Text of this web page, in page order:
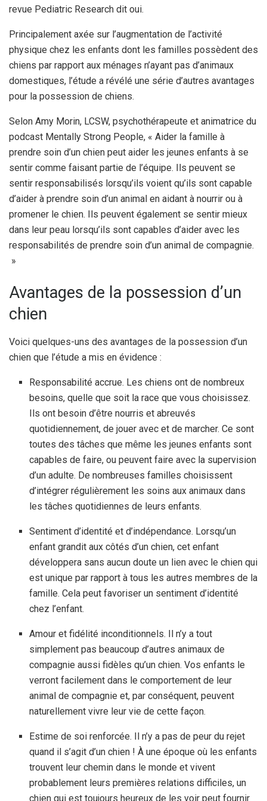
revue Pediatric Research dit oui.
Principalement axée sur l’augmentation de l’activité
physique chez les enfants dont les familles possèdent des
chiens par rapport aux ménages n’ayant pas d’animaux
domestiques, l’étude a révélé une série d’autres avantages
pour la possession de chiens.
Selon Amy Morin, LCSW, psychothérapeute et animatrice du
podcast Mentally Strong People, « Aider la famille à
prendre soin d’un chien peut aider les jeunes enfants à se
sentir comme faisant partie de l’équipe. Ils peuvent se
sentir responsabilisés lorsqu’ils voient qu’ils sont capable
d’aider à prendre soin d’un animal en aidant à nourrir ou à
promener le chien. Ils peuvent également se sentir mieux
dans leur peau lorsqu’ils sont capables d’aider avec les
responsabilités de prendre soin d’un animal de compagnie.
»
Avantages de la possession d’un
chien
Voici quelques-uns des avantages de la possession d’un
chien que l’étude a mis en évidence :
Responsabilité accrue. Les chiens ont de nombreux
besoins, quelle que soit la race que vous choisissez.
Ils ont besoin d’être nourris et abreuvés
quotidiennement, de jouer avec et de marcher. Ce sont
toutes des tâches que même les jeunes enfants sont
capables de faire, ou peuvent faire avec la supervision
d’un adulte. De nombreuses familles choisissent
d’intégrer régulièrement les soins aux animaux dans
les tâches quotidiennes de leurs enfants.
Sentiment d’identité et d’indépendance. Lorsqu’un
enfant grandit aux côtés d’un chien, cet enfant
développera sans aucun doute un lien avec le chien qui
est unique par rapport à tous les autres membres de la
famille. Cela peut favoriser un sentiment d’identité
chez l’enfant.
Amour et fidélité inconditionnels. Il n’y a tout
simplement pas beaucoup d’autres animaux de
compagnie aussi fidèles qu’un chien. Vos enfants le
verront facilement dans le comportement de leur
animal de compagnie et, par conséquent, peuvent
naturellement vivre leur vie de cette façon.
Estime de soi renforcée. Il n’y a pas de peur du rejet
quand il s’agit d’un chien ! À une époque où les enfants
trouvent leur chemin dans le monde et vivent
probablement leurs premières relations difficiles, un
chien qui est toujours heureux de les voir peut fournir